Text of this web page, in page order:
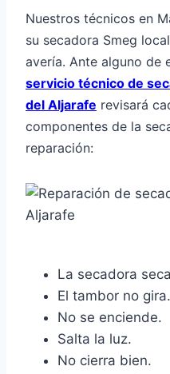
Nuestros técnicos en
su secadora Smeg
avería. Ante alguno de
servicio técnico de
del Aljarafe revisará
componentes de la
reparación:
La secadora
El tambor no gira.
No se enciende.
Salta la luz.
No cierra bien.